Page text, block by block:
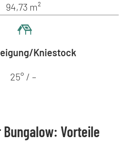
94,73 m²
Kniestock
25° / –
Vorteile